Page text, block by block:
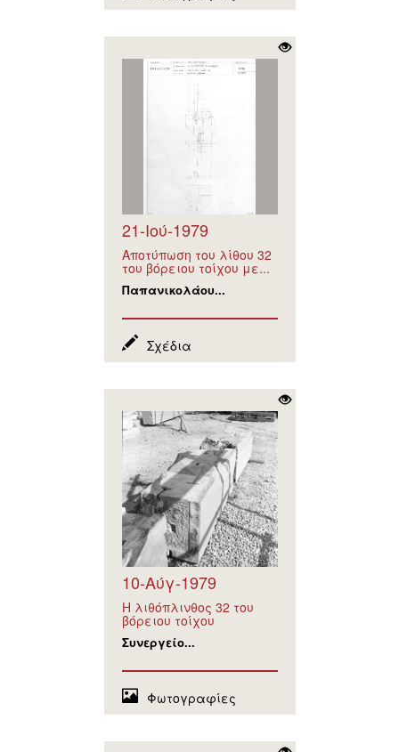
21-Ιού-1979
Αποτύπωση του λίθου 32
του βόρειου τοίχου με...
Παπανικολάου...
Σχέδια
10-Αύγ-1979
Η λιθόπλινθος 32 του
βόρειου τοίχου
Συνεργείο...
Φωτογραφίες